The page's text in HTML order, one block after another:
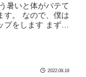
暑いと体がバテて
す。 なので、僕は
をします まずは
2022.08.18